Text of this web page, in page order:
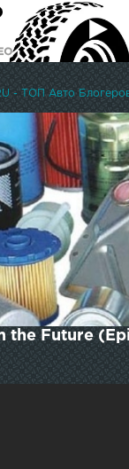
- ТОП Авто
the Future